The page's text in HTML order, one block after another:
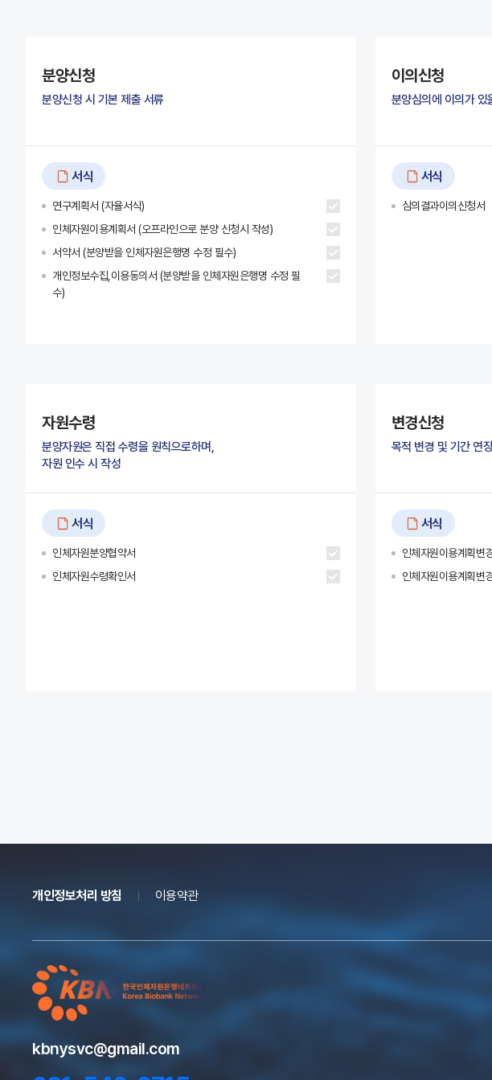
분양신청
분양신청 시 기본 제출 서류
서식
연구계획서 (자율서식)
인체자원이용계획서 (오프라인으로 분양 신청시 작성)
서약서 (분양받을 인체자원은행명 수정 필수)
개인정보수집,이용동의서 (분양받을 인체자원은행명 수정 필
수)
이의신청
분양심의에 이의가 있
서식
심의결과이의신청서
자원수령
분양자원은 직접 수령을 원칙으로하며,
자원 인수 시 작성
서식
인체자원분양협약서
인체자원수령확인서
변경신청
목적 변경 및 기간 연
서식
인체자원이용계획변
인체자원이용계획변
개인정보처리 방침 이용약관
kbnysvc@gmail.com